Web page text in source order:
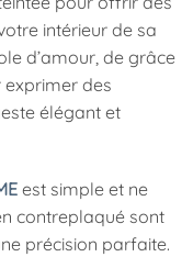
intérieur de sa
d’amour, de grâce
exprimer des
élégant et
est simple et ne
contreplaqué sont
précision parfaite.